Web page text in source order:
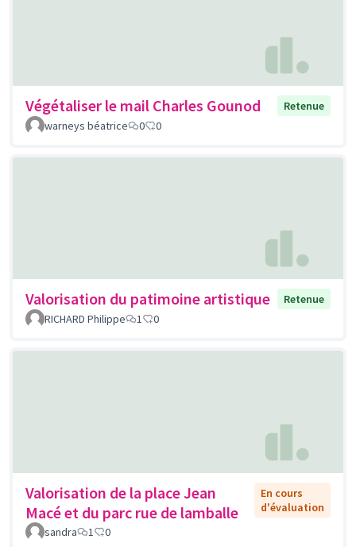
Végétaliser le mail Charles Gounod
Retenue
warneys béatrice
0 0
Valorisation du patimoine artistique
Retenue
RICHARD Philippe
1 0
Valorisation de la place Jean
Macé et du parc rue de lamballe
En cours
d'évaluation
sandra
1 0